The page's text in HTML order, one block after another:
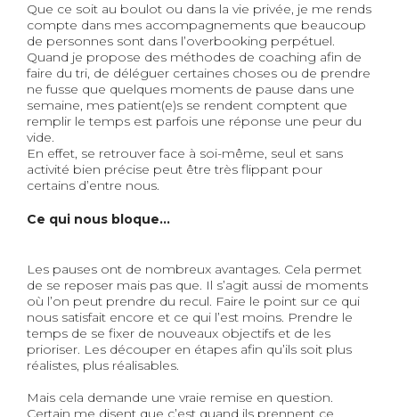
Que ce soit au boulot ou dans la vie privée, je me rends
compte dans mes accompagnements que beaucoup
de personnes sont dans l’overbooking perpétuel.
Quand je propose des méthodes de coaching afin de
faire du tri, de déléguer certaines choses ou de prendre
ne fusse que quelques moments de pause dans une
semaine, mes patient(e)s se rendent comptent que
remplir le temps est parfois une réponse une peur du
vide.
En effet, se retrouver face à soi-même, seul et sans
activité bien précise peut être très flippant pour
certains d’entre nous.
Ce qui nous bloque...
Les pauses ont de nombreux avantages. Cela permet
de se reposer mais pas que. Il s’agit aussi de moments
où l’on peut prendre du recul. Faire le point sur ce qui
nous satisfait encore et ce qui l’est moins. Prendre le
temps de se fixer de nouveaux objectifs et de les
prioriser. Les découper en étapes afin qu’ils soit plus
réalistes, plus réalisables.
Mais cela demande une vraie remise en question.
Certain me disent que c’est quand ils prennent ce